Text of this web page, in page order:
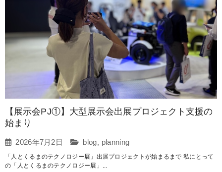
【展示会PJ①】大型展示会出展プロジェクト支援の
始まり
2026年7月2日 blog, planning
「人とくるまのテクノロジー展」出展プロジェクトが始まるまで 私にとって
の「人とくるまのテクノロジー展」...